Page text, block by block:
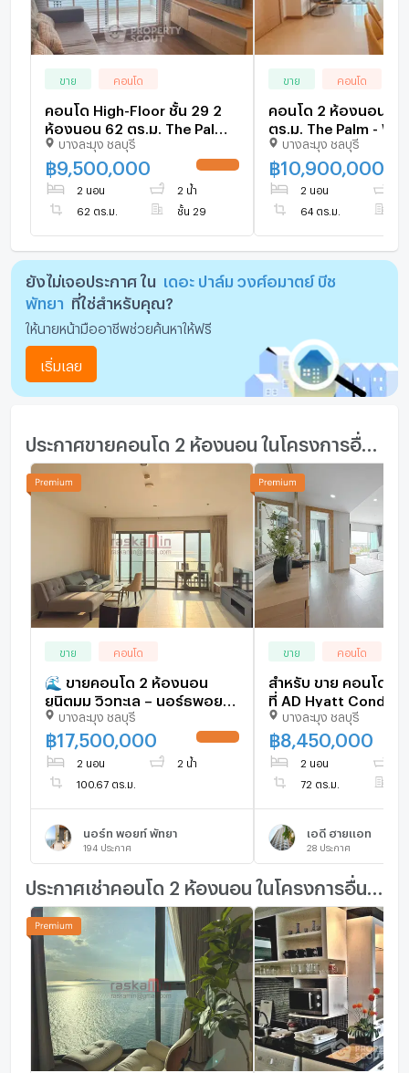
ขาย คอนโด
คอนโด High-Floor ชั้น 29 2
ห้องนอน 62 ตร.ม. The Palm -
Wongamart Beach ใกล้
Sanctuary of Truth (ID
3041913)
บางละมุง ชลบุรี
฿9,500,000
2 นอน 2 น้ำ
62 ตร.ม. ชั้น 29
ขาย คอนโด
คอนโด 2 ห้องนอน ข
ตร.ม. The Palm -
Beach ใกล้
Truth (ID 1552358)
บางละมุง ชลบุรี
฿10,900,000
2 นอน
64 ตร.ม.
ยังไม่เจอประกาศ ใน
เดอะ ปาล์ม วงศ์อมาตย์ บีช
พัทยา
ที่ใช่สำหรับคุณ?
ให้นายหน้ามืออาชีพช่วยค้นหาให้ฟรี
เริ่มเลย
ขาย คอนโด
🌊 ขายคอนโด 2 ห้องนอน
ยูนิตมุม วิวทะเล – นอร์ธพอยท์
วงศ์อมาตย์ พัทยา
บางละมุง ชลบุรี
฿17,500,000
2 นอน 2 น้ำ
100.67 ตร.ม.
นอร์ท พอยท์ พัทยา
194 ประกาศ
ขาย คอนโด
สำหรับ ขาย คอนโด 2
ที่ AD Hyatt
บางละมุง ชลบุรี
฿8,450,000
2 นอน
72 ตร.ม.
เอดี ฮายแอท
28 ประกาศ